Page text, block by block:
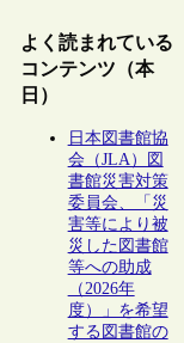
よく読まれている
コンテンツ（本
日）
日本図書館協
会（JLA）図
書館災害対策
委員会、「災
害等により被
災した図書館
等への助成
（2026年
度）」を希望
する図書館の